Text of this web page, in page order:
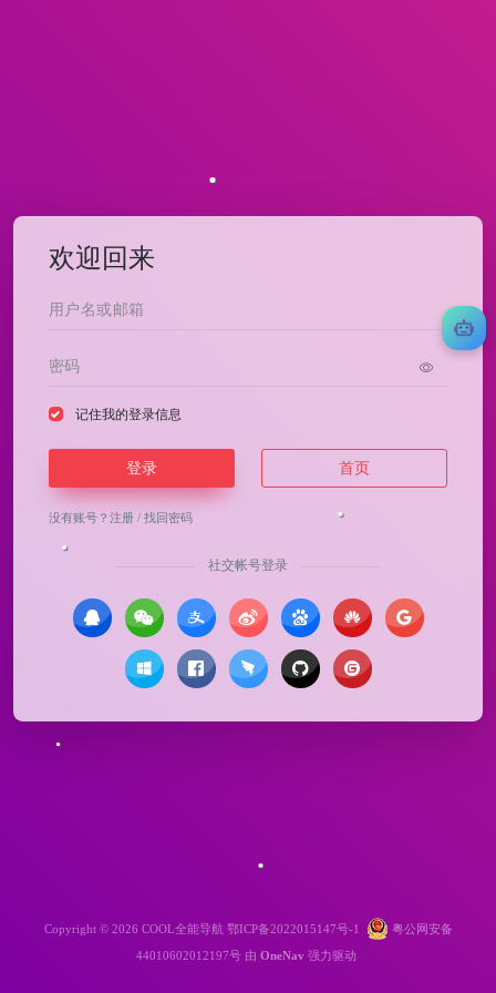
欢迎回来
记住我的登录信息
登录 首页
没有账号？ 注册 / 找回密码
社交帐号登录
Copyright © 2026 COOL全能导航 鄂ICP备2022015147号-1
粤公网安备
44010602012197号 由 OneNav 强力驱动